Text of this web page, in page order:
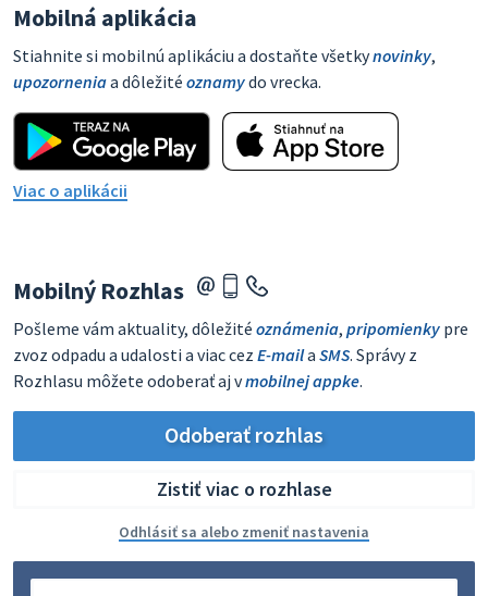
Mobilná aplikácia
Stiahnite si mobilnú aplikáciu a dostaňte všetkynovinky,
upozorneniaa dôležité oznamydo vrecka.
Viac o aplikácii
Mobilný Rozhlas
Pošleme vám aktuality, dôležité oznámenia, pripomienky pre
zvoz odpadu a udalosti a viac cez E-maila SMS. Správy z
Rozhlasu môžete odoberať aj vmobilnej appke.
Odoberať rozhlas
Zistiť viac o rozhlase
Odhlásiť sa alebo zmeniť nastavenia